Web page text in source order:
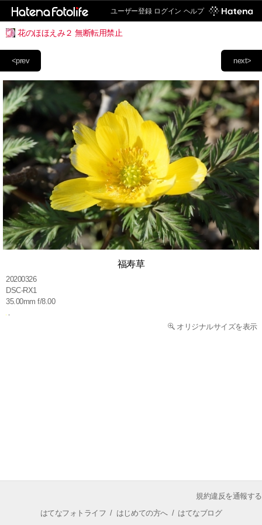
ユーザー登録 ログイン ヘルプ
花のほほえみ２ 無断転用禁止
next>
<prev
福寿草
20200326
DSC-RX1
35.00mm f/8.00
オリジナルサイズを表示
規約違反を通報する
はてなフォトライフ / はじめての方へ/ はてなブログ